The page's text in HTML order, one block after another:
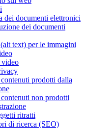
dei documenti elettronici
dei documenti
text) per le immagini
video
prodotti dalla
non prodotti
ritratti
di ricerca (SEO)